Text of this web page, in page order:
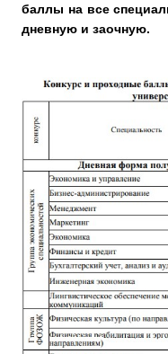
баллы на все
дневную и заочную.